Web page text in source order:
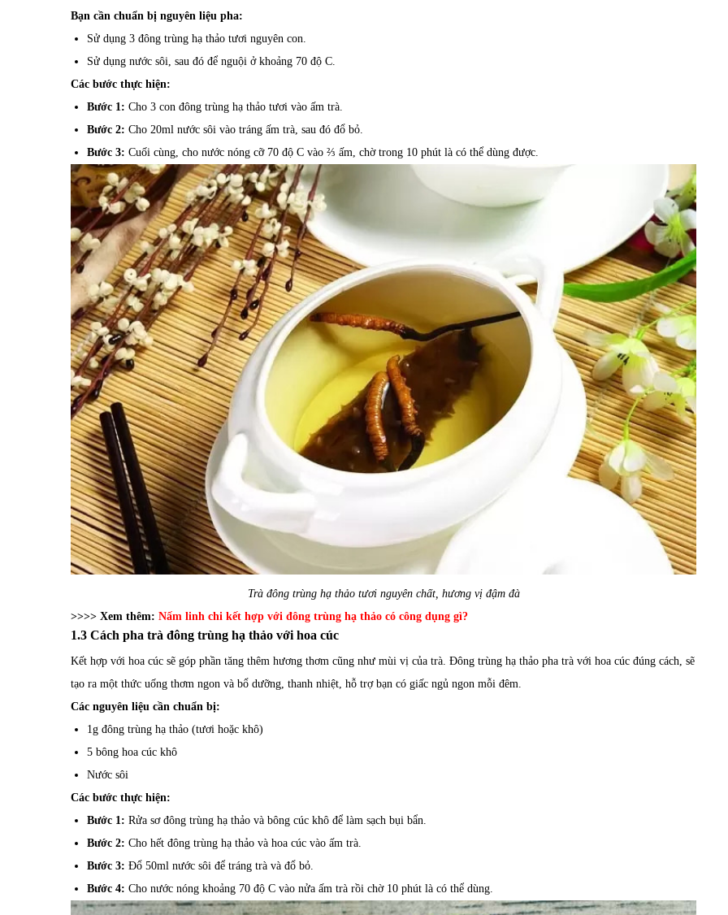
Bạn cần chuẩn bị nguyên liệu pha:
Sử dụng 3 đông trùng hạ thảo tươi nguyên con.
Sử dụng nước sôi, sau đó để nguội ở khoảng 70 độ C.
Các bước thực hiện:
Bước 1: Cho 3 con đông trùng hạ thảo tươi vào ấm trà.
Bước 2: Cho 20ml nước sôi vào tráng ấm trà, sau đó đổ bỏ.
Bước 3: Cuối cùng, cho nước nóng cỡ 70 độ C vào ⅔ ấm, chờ trong 10 phút là có thể dùng được.
Trà đông trùng hạ thảo tươi nguyên chất, hương vị đậm đà
>>>> Xem thêm: Nấm linh chi kết hợp với đông trùng hạ thảo có công dụng gì?
1.3 Cách pha trà đông trùng hạ thảo với hoa cúc
Kết hợp với hoa cúc sẽ góp phần tăng thêm hương thơm cũng như mùi vị của trà. Đông trùng hạ thảo pha trà với hoa cúc đúng cách, sẽ
tạo ra một thức uống thơm ngon và bổ dưỡng, thanh nhiệt, hỗ trợ bạn có giấc ngủ ngon mỗi đêm.
Các nguyên liệu cần chuẩn bị:
1g đông trùng hạ thảo (tươi hoặc khô)
5 bông hoa cúc khô
Nước sôi
Các bước thực hiện:
Bước 1: Rửa sơ đông trùng hạ thảo và bông cúc khô để làm sạch bụi bẩn.
Bước 2: Cho hết đông trùng hạ thảo và hoa cúc vào ấm trà.
Bước 3: Đổ 50ml nước sôi để tráng trà và đổ bỏ.
Bước 4: Cho nước nóng khoảng 70 độ C vào nửa ấm trà rồi chờ 10 phút là có thể dùng.